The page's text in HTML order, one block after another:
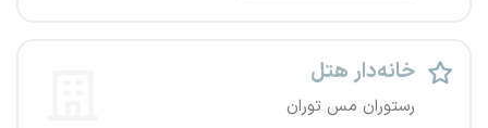
خانه‌دار هتل
رستوران مس توران